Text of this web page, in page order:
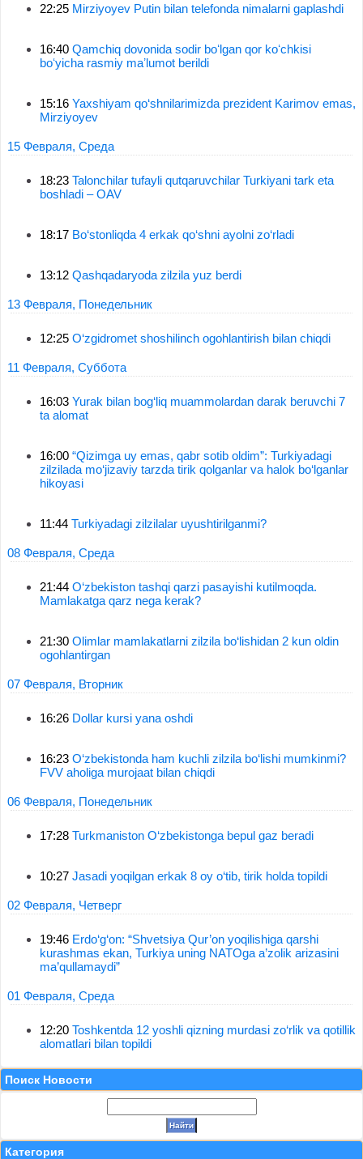
22:25 Mirziyoyev Putin bilan telefonda nimalarni gaplashdi
16:40 Qamchiq dovonida sodir boʻlgan qor koʻchkisi
boʻyicha rasmiy maʼlumot berildi
15:16 Yaxshiyam qo‘shnilarimizda prezident Karimov emas,
Mirziyoyev
15 Февраля, Среда
18:23 Talonchilar tufayli qutqaruvchilar Turkiyani tark eta
boshladi – OAV
18:17 Bo‘stonliqda 4 erkak qo‘shni ayolni zo‘rladi
13:12 Qashqadaryoda zilzila yuz berdi
13 Февраля, Понедельник
12:25 O‘zgidromet shoshilinch ogohlantirish bilan chiqdi
11 Февраля, Суббота
16:03 Yurak bilan bog‘liq muammolardan darak beruvchi 7
ta alomat
16:00 “Qizimga uy emas, qabr sotib oldim”: Turkiyadagi
zilzilada mo‘jizaviy tarzda tirik qolganlar va halok bo‘lganlar
hikoyasi
11:44 Turkiyadagi zilzilalar uyushtirilganmi?
08 Февраля, Среда
21:44 O‘zbekiston tashqi qarzi pasayishi kutilmoqda.
Mamlakatga qarz nega kerak?
21:30 Olimlar mamlakatlarni zilzila bo‘lishidan 2 kun oldin
ogohlantirgan
07 Февраля, Вторник
16:26 Dollar kursi yana oshdi
16:23 O‘zbekistonda ham kuchli zilzila bo‘lishi mumkinmi?
FVV aholiga murojaat bilan chiqdi
06 Февраля, Понедельник
17:28 Turkmaniston O‘zbekistonga bepul gaz beradi
10:27 Jasadi yoqilgan erkak 8 oy o‘tib, tirik holda topildi
02 Февраля, Четверг
19:46 Erdo‘g‘on: “Shvetsiya Qur’on yoqilishiga qarshi
kurashmas ekan, Turkiya uning NATOga a’zolik arizasini
ma’qullamaydi”
01 Февраля, Среда
12:20 Toshkentda 12 yoshli qizning murdasi zo‘rlik va qotillik
alomatlari bilan topildi
Поиск Новости
Категория